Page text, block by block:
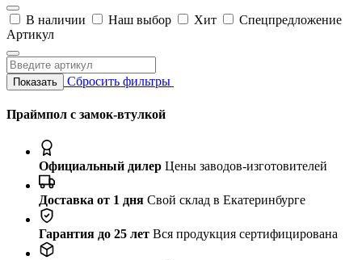
В наличии Наш выбор Хит
Спецпредложение
Артикул
Показать Сбросить фильтры
Праймпол с замок-втулкой
Официальный дилер Цены заводов-изготовителей
Доставка от 1 дня Свой склад в Екатеринбурге
Гарантия до 25 лет Вся продукция сертифицирована